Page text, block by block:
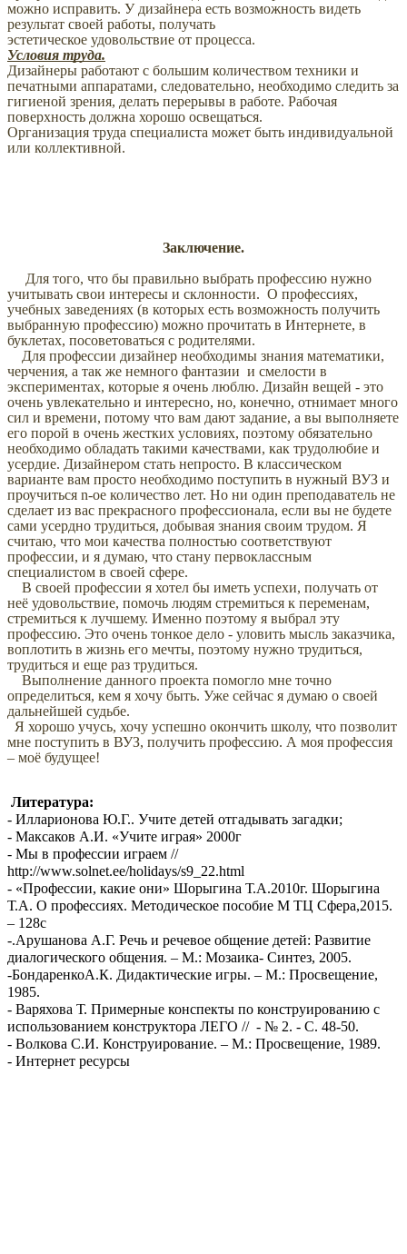
можно исправить. У дизайнера есть возможность видеть
результат своей работы, получать
эстетическое удовольствие от процесса.
Условия труда.
Дизайнеры работают с большим количеством техники и
печатными аппаратами, следовательно, необходимо следить за
гигиеной зрения, делать перерывы в работе. Рабочая
поверхность должна хорошо освещаться.
Организация труда специалиста может быть индивидуальной
или коллективной.
Заключение.
Для того, что бы правильно выбрать профессию нужно
учитывать свои интересы и склонности. О профессиях,
учебных заведениях (в которых есть возможность получить
выбранную профессию) можно прочитать в Интернете, в
буклетах, посоветоваться с родителями.
Для профессии дизайнер необходимы знания математики,
черчения, а так же немного фантазии и смелости в
экспериментах, которые я очень люблю. Дизайн вещей - это
очень увлекательно и интересно, но, конечно, отнимает много
сил и времени, потому что вам дают задание, а вы выполняете
его порой в очень жестких условиях, поэтому обязательно
необходимо обладать такими качествами, как трудолюбие и
усердие. Дизайнером стать непросто. В классическом
варианте вам просто необходимо поступить в нужный ВУЗ и
проучиться n-ое количество лет. Но ни один преподаватель не
сделает из вас прекрасного профессионала, если вы не будете
сами усердно трудиться, добывая знания своим трудом. Я
считаю, что мои качества полностью соответствуют
профессии, и я думаю, что стану первоклассным
специалистом в своей сфере.
В своей профессии я хотел бы иметь успехи, получать от
неё удовольствие, помочь людям стремиться к переменам,
стремиться к лучшему. Именно поэтому я выбрал эту
профессию. Это очень тонкое дело - уловить мысль заказчика,
воплотить в жизнь его мечты, поэтому нужно трудиться,
трудиться и еще раз трудиться.
Выполнение данного проекта помогло мне точно
определиться, кем я хочу быть. Уже сейчас я думаю о своей
дальнейшей судьбе.
Я хорошо учусь, хочу успешно окончить школу, что позволит
мне поступить в ВУЗ, получить профессию. А моя профессия
– моё будущее!
Литература:
- Илларионова Ю.Г.. Учите детей отгадывать загадки;
- Максаков А.И. «Учите играя» 2000г
- Мы в профессии играем //
http://www.solnet.ee/holidays/s9_22.html
- «Профессии, какие они» Шорыгина Т.А.2010г. Шорыгина
Т.А. О профессиях. Методическое пособие М ТЦ Сфера,2015.
– 128с
-.Арушанова А.Г. Речь и речевое общение детей: Развитие
диалогического общения. – М.: Мозаика- Синтез, 2005.
-БондаренкоА.К. Дидактические игры. – М.: Просвещение,
1985.
- Варяхова Т. Примерные конспекты по конструированию с
использованием конструктора ЛЕГО // - № 2. - С. 48-50.
- Волкова С.И. Конструирование. – М.: Просвещение, 1989.
- Интернет ресурсы